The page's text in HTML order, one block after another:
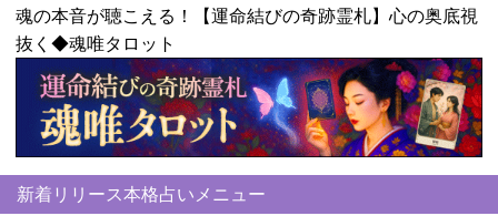
魂の本音が聴こえる！【運命結びの奇跡霊札】心の奥底視
抜く◆魂唯タロット
新着リリース本格占いメニュー